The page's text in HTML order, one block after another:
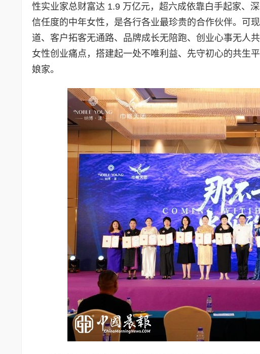
性实业家总财富达 1.9 万亿元，超六成依靠白手起家、
信任度的中年女性，是各行各业最珍贵的合作伙伴。可
道、客户拓客无通路、品牌成长无陪跑、创业心事无人
女性创业痛点，搭建起一处不唯利益、先守初心的共生
娘家。